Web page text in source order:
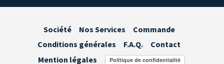
Société Nos Services
Commande
Conditions générales
F.A.Q.
Contact
Mention légales